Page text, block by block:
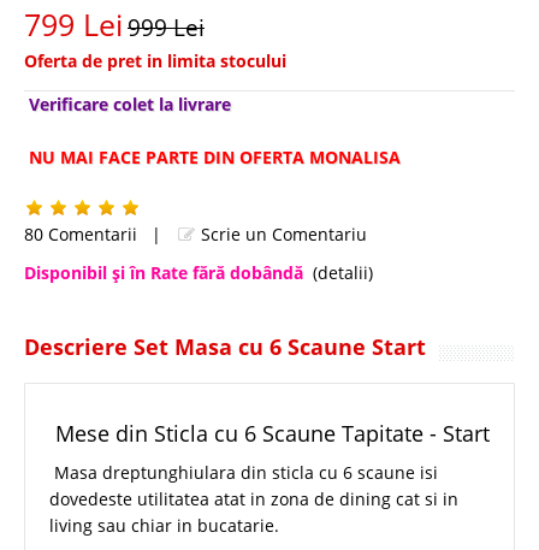
799 Lei999 Lei
Oferta de pret in limita stocului
Verificare colet la livrare
NU MAI FACE PARTE DIN OFERTA MONALISA
80 Comentarii |
Scrie un Comentariu
Disponibil şi în Rate fără dobândă (detalii)
Descriere Set Masa cu 6 Scaune Start
Mese din Sticla cu 6 Scaune Tapitate - Start
Masa dreptunghiulara din sticla cu 6 scaune isi
dovedeste utilitatea atat in zona de dining cat si in
living sau chiar in bucatarie.